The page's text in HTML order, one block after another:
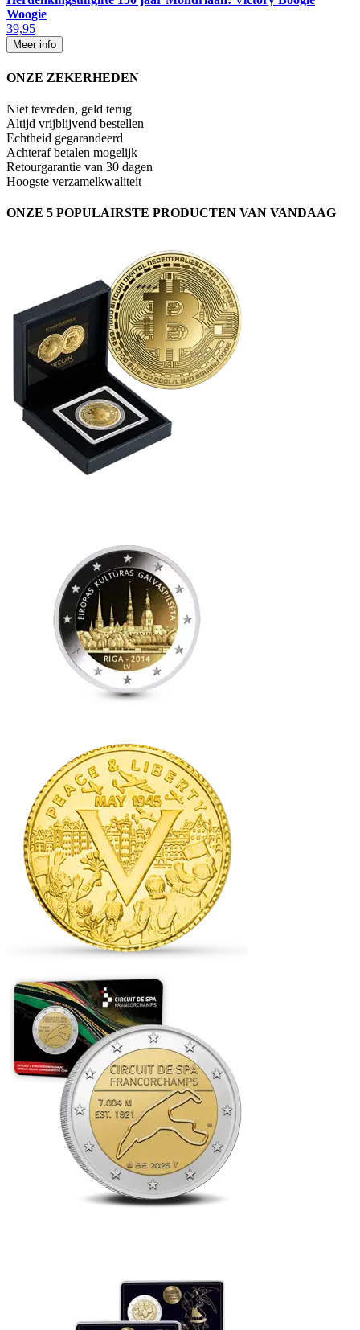
Woogie
39,95
Meer info
ONZE ZEKERHEDEN
Niet tevreden, geld terug
Altijd vrijblijvend bestellen
Echtheid gegarandeerd
Achteraf betalen mogelijk
Retourgarantie van 30 dagen
Hoogste verzamelkwaliteit
ONZE 5 POPULAIRSTE PRODUCTEN VAN VANDAAG